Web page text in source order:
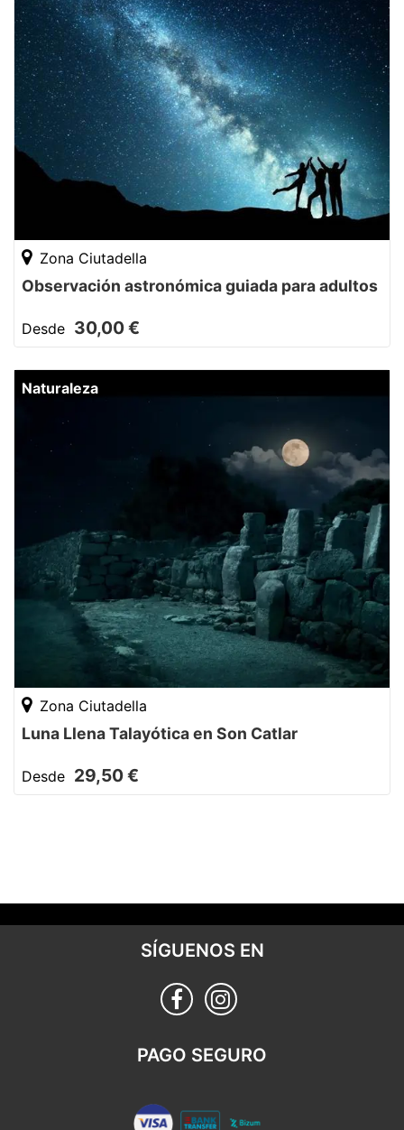
Zona Ciutadella
Observación astronómica guiada para adultos
Desde 30,00 €
Naturaleza
Zona Ciutadella
Luna Llena Talayótica en Son Catlar
Desde 29,50 €
SÍGUENOS EN
PAGO SEGURO